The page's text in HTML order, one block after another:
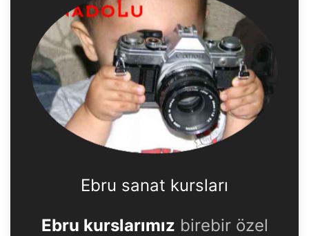
Ebru sanat kursları
Ebru kurslarımız birebir özel